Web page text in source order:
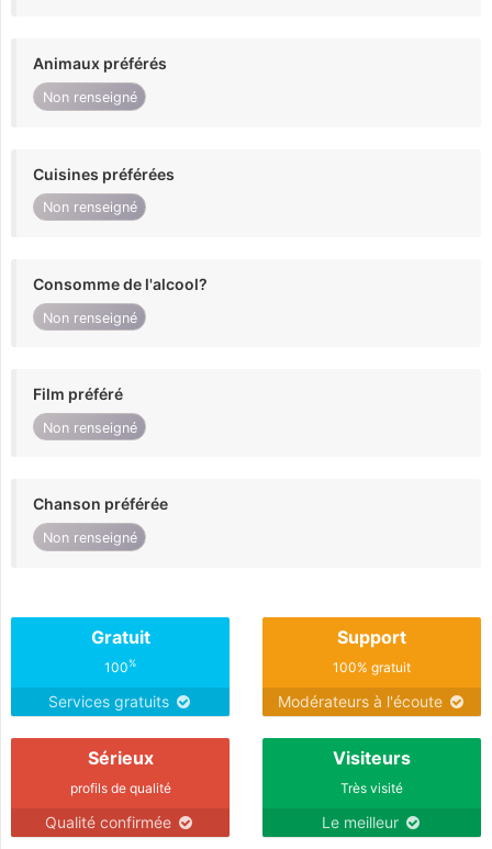
Animaux préférés
Non renseigné
Cuisines préférées
Non renseigné
Consomme de l'alcool?
Non renseigné
Film préféré
Non renseigné
Chanson préférée
Non renseigné
Gratuit
100%
Services gratuits
Support
100% gratuit
Modérateurs à l'écoute
Sérieux
profils de qualité
Qualité confirmée
Visiteurs
Très visité
Le meilleur